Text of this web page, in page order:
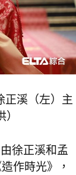
正溪（左）主
徐正溪和孟
作時光》，